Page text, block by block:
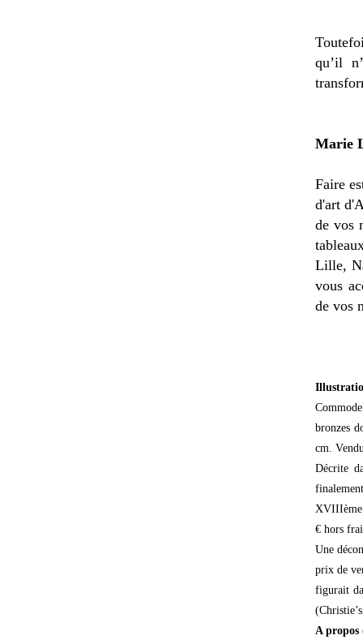
qu’il
Marie
Faire
d'art
de vos
Lille,
vous
de vos
bronzes
cm.
Décrite
XVIIIème
€ hors
Une
prix de
figurait
A propos